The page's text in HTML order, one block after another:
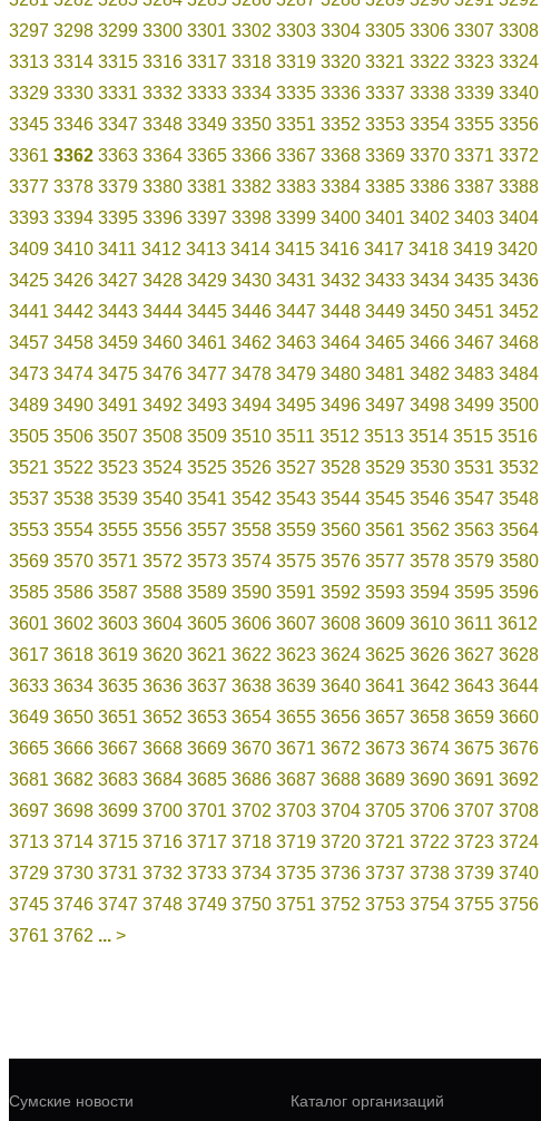
3297 3298 3299 3300 3301 3302 3303 3304 3305 3306 3307 3308
3313 3314 3315 3316 3317 3318 3319 3320 3321 3322 3323 3324
3329 3330 3331 3332 3333 3334 3335 3336 3337 3338 3339 3340
3345 3346 3347 3348 3349 3350 3351 3352 3353 3354 3355 3356
3361 3362 3363 3364 3365 3366 3367 3368 3369 3370 3371 3372
3377 3378 3379 3380 3381 3382 3383 3384 3385 3386 3387 3388
3393 3394 3395 3396 3397 3398 3399 3400 3401 3402 3403 3404
3409 3410 3411 3412 3413 3414 3415 3416 3417 3418 3419 3420
3425 3426 3427 3428 3429 3430 3431 3432 3433 3434 3435 3436
3441 3442 3443 3444 3445 3446 3447 3448 3449 3450 3451 3452
3457 3458 3459 3460 3461 3462 3463 3464 3465 3466 3467 3468
3473 3474 3475 3476 3477 3478 3479 3480 3481 3482 3483 3484
3489 3490 3491 3492 3493 3494 3495 3496 3497 3498 3499 3500
3505 3506 3507 3508 3509 3510 3511 3512 3513 3514 3515 3516
3521 3522 3523 3524 3525 3526 3527 3528 3529 3530 3531 3532
3537 3538 3539 3540 3541 3542 3543 3544 3545 3546 3547 3548
3553 3554 3555 3556 3557 3558 3559 3560 3561 3562 3563 3564
3569 3570 3571 3572 3573 3574 3575 3576 3577 3578 3579 3580
3585 3586 3587 3588 3589 3590 3591 3592 3593 3594 3595 3596
3601 3602 3603 3604 3605 3606 3607 3608 3609 3610 3611 3612
3617 3618 3619 3620 3621 3622 3623 3624 3625 3626 3627 3628
3633 3634 3635 3636 3637 3638 3639 3640 3641 3642 3643 3644
3649 3650 3651 3652 3653 3654 3655 3656 3657 3658 3659 3660
3665 3666 3667 3668 3669 3670 3671 3672 3673 3674 3675 3676
3681 3682 3683 3684 3685 3686 3687 3688 3689 3690 3691 3692
3697 3698 3699 3700 3701 3702 3703 3704 3705 3706 3707 3708
3713 3714 3715 3716 3717 3718 3719 3720 3721 3722 3723 3724
3729 3730 3731 3732 3733 3734 3735 3736 3737 3738 3739 3740
3745 3746 3747 3748 3749 3750 3751 3752 3753 3754 3755 3756
3761 3762 ... >
Сумские новости Каталог организаций